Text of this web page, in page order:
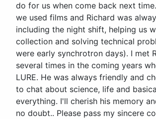
do for us when come back next
we used films and Richard was
including the night shift, helping us
collection and solving technical
were early synchrotron days). I met
several times in the coming years
LURE. He was always friendly and
to chat about science, life and
everything. I'll cherish his memory
no doubt.. Please pass my sincere